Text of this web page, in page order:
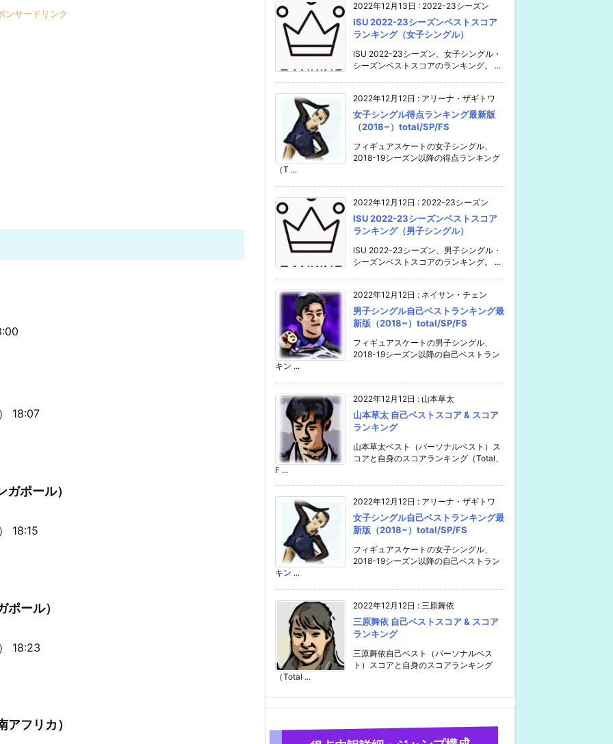
ンサードリンク
18:07
ポール）
18:15
ール）
18:23
フリカ）
2022年12月13日 : 2022-23シーズン
ISU 2022-23シーズンベストスコア
ランキング（女子シングル）
ISU 2022-23シーズン、女子シングル・
シーズンベストスコアのランキング。 ...
2022年12月12日 : アリーナ・ザギトワ
女子シングル得点ランキング最新版
（2018~）total/SP/FS
フィギュアスケートの女子シングル、
2018-19シーズン以降の得点ランキング
（T ...
2022年12月12日 : 2022-23シーズン
ISU 2022-23シーズンベストスコア
ランキング（男子シングル）
ISU 2022-23シーズン、男子シングル・
シーズンベストスコアのランキング。 ...
2022年12月12日 : ネイサン・チェン
男子シングル自己ベストランキング最
新版（2018~）total/SP/FS
フィギュアスケートの男子シングル、
2018-19シーズン以降の自己ベストラン
キン ...
2022年12月12日 : 山本草太
山本草太 自己ベストスコア & スコア
ランキング
山本草太ベスト（パーソナルベスト）ス
コアと自身のスコアランキング（Total、
F ...
2022年12月12日 : アリーナ・ザギトワ
女子シングル自己ベストランキング最
新版（2018~）total/SP/FS
フィギュアスケートの女子シングル、
2018-19シーズン以降の自己ベストラン
キン ...
2022年12月12日 : 三原舞依
三原舞依 自己ベストスコア & スコア
ランキング
三原舞依自己ベスト（パーソナルベス
ト）スコアと自身のスコアランキング
（Total ...